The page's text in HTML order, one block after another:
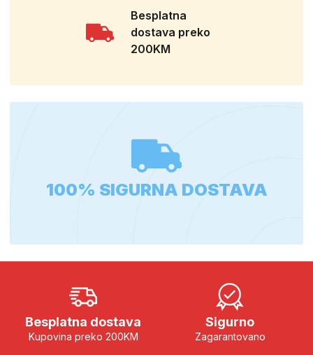
Besplatna
dostava preko
200KM
100% SIGURNA DOSTAVA
Besplatna dostava
Kupovina preko 200KM
Sigurno
Zagarantovano